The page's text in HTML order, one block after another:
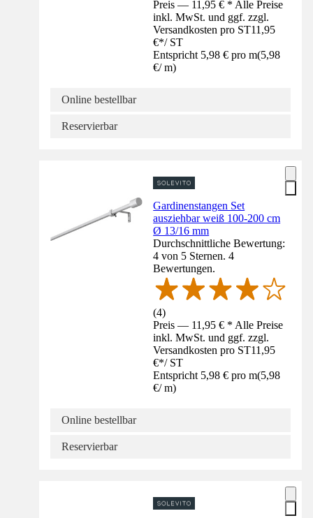
Preis — 11,95 € * Alle Preise
inkl. MwSt. und ggf. zzgl.
Versandkosten pro ST11,95
€*/ ST
Entspricht 5,98 € pro m(5,98
€/ m)
Online bestellbar
Reservierbar
Gardinenstangen Set
ausziehbar weiß 100-200 cm
Ø 13/16 mm
Durchschnittliche Bewertung:
4 von 5 Sternen. 4
Bewertungen.
(4)
Preis — 11,95 € * Alle Preise
inkl. MwSt. und ggf. zzgl.
Versandkosten pro ST11,95
€*/ ST
Entspricht 5,98 € pro m(5,98
€/ m)
Online bestellbar
Reservierbar